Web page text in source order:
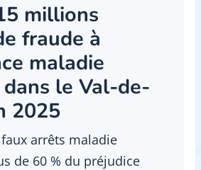
millions
fraude à
maladie
le Val-de-
2025
arrêts maladie
de 60 % du préjudice